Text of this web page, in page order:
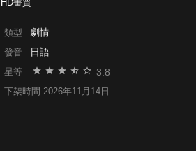
HD畫質
類型 劇情
發音 日語
星等 3.8
下架時間 2026年11月14日